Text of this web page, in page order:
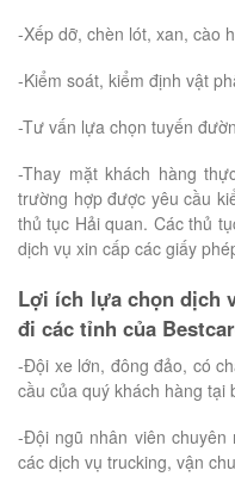
-Xếp dỡ, chèn lót, xan, cào
-Kiểm soát, kiểm định vật
-Tư vấn lựa chọn tuyến
-Thay mặt khách hàng
trường hợp được yêu cầu
thủ tục Hải quan. Các thủ
dịch vụ xin cấp các giấy
Lợi ích lựa chọn dịch
đi các tỉnh của
-Đội xe lớn, đông đảo, có
cầu của quý khách hàng tại
-Đội ngũ nhân viên chuyên
các dịch vụ trucking, vận